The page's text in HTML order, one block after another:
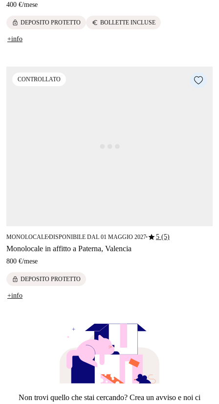
400 €/mese
lock DEPOSITO PROTETTO euro BOLLETTE INCLUSE
+info
CONTROLLATO
MONOLOCALE■DISPONIBILE DAL 01 MAGGIO 2027■star5 (5)
Monolocale in affitto a Paterna, Valencia
800 €/mese
lock DEPOSITO PROTETTO
+info
Non trovi quello che stai cercando? Crea un avviso e noi ci